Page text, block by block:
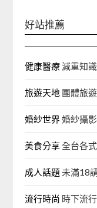
好站推薦
健康醫療減重知
旅遊天地 團體旅
婚紗世界婚紗攝
美食分享全台各
成人話題 未滿18
流行時尚 時下流